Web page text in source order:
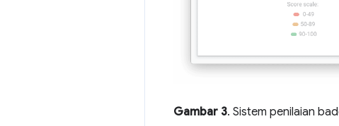
Gambar 3. Sistem penilaian